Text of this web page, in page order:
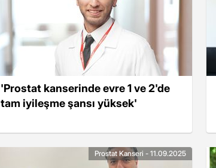
'Prostat kanserinde evre 1 ve 2'de
tam iyileşme şansı yüksek'
Prostat Kanseri - 11.09.2025